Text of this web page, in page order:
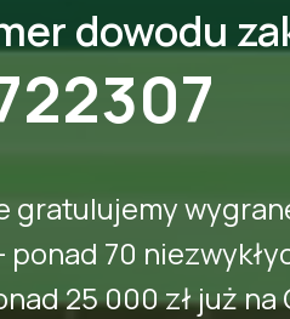
dowodu
gratulujemy
ponad 70
25 000 zł już na